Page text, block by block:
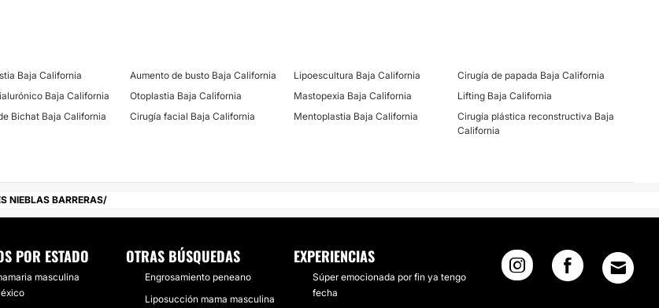
Baja California Aumento de busto Baja California Lipoescultura Baja California
Cirugía de papada Baja California
Baja California Otoplastia Baja California Mastopexia Baja California
Lifting Baja California
Bichat Baja California Cirugía facial Baja California Mentoplastia Baja California
Cirugía plástica reconstructiva Baja
California
NIEBLAS BARRERAS
POR ESTADO
masculina
OTRAS BÚSQUEDAS
Engrosamiento peneano
Liposucción mama masculina
EXPERIENCIAS
Súper emocionada por fin ya tengo
fecha